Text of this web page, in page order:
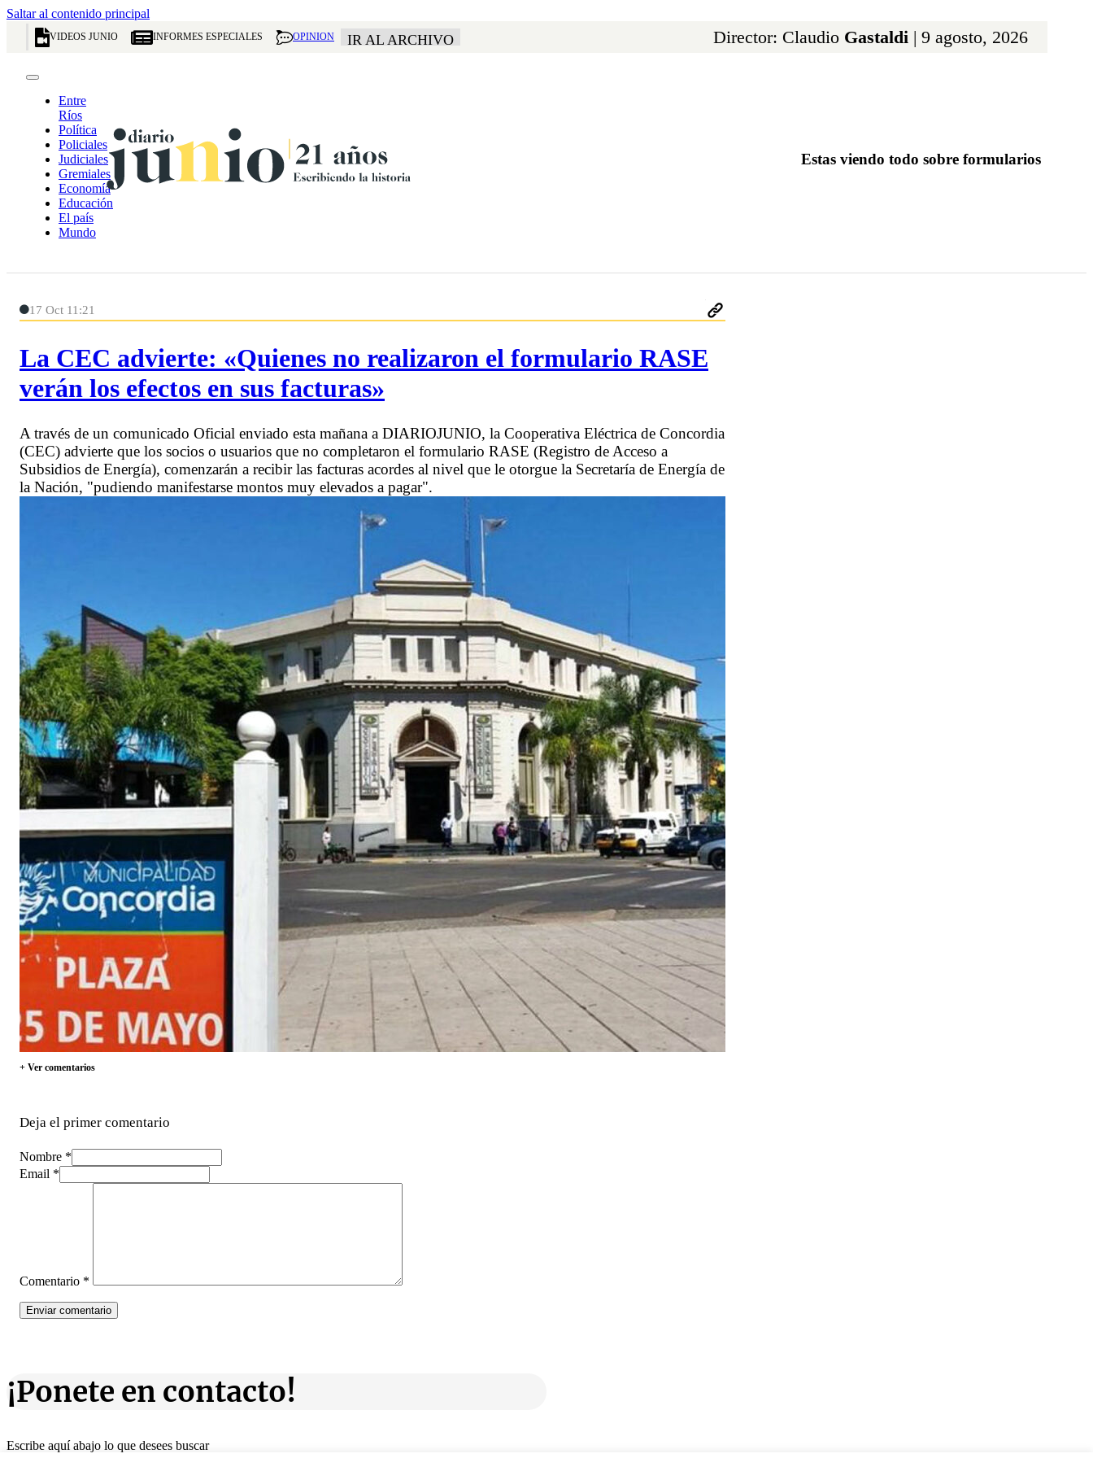
Saltar al contenido principal
VIDEOS JUNIO INFORMES ESPECIALES OPINION IR AL ARCHIVO Director: Claudio Gastaldi | 9 agosto, 2026
Entre
Ríos
Política
Policiales
Judiciales
Gremiales
Economía
Educación
El país
Mundo
Estas viendo todo sobre formularios
17 Oct 11:21
La CEC advierte: «Quienes no realizaron el formulario RASE
verán los efectos en sus facturas»
A través de un comunicado Oficial enviado esta mañana a DIARIOJUNIO, la Cooperativa Eléctrica de Concordia
(CEC) advierte que los socios o usuarios que no completaron el formulario RASE (Registro de Acceso a
Subsidios de Energía), comenzarán a recibir las facturas acordes al nivel que le otorgue la Secretaría de Energía de
la Nación, "pudiendo manifestarse montos muy elevados a pagar".
+ Ver comentarios
Deja el primer comentario
Nombre *
Email *
Comentario *
¡Ponete en contacto!
Escribe aquí abajo lo que desees buscar